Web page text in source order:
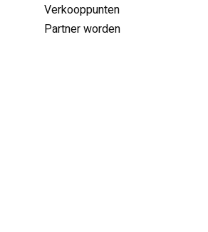
Verkooppunten
Partner worden